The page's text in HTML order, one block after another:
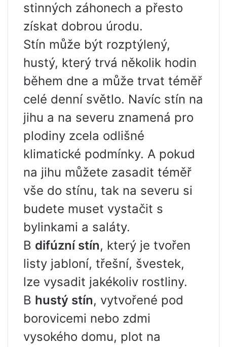
stinných záhonech a přesto
získat dobrou úrodu.
Stín může být rozptýlený,
hustý, který trvá několik hodin
během dne a může trvat téměř
celé denní světlo. Navíc stín na
jihu a na severu znamená pro
plodiny zcela odlišné
klimatické podmínky. A pokud
na jihu můžete zasadit téměř
vše do stínu, tak na severu si
budete muset vystačit s
bylinkami a saláty.
В difúzní stín, který je tvořen
listy jabloní, třešní, švestek,
lze vysadit jakékoliv rostliny.
В hustý stín, vytvořené pod
borovicemi nebo zdmi
vysokého domu, plot na